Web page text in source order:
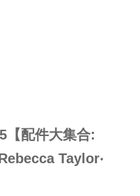
【配件大集合:
Taylor‧